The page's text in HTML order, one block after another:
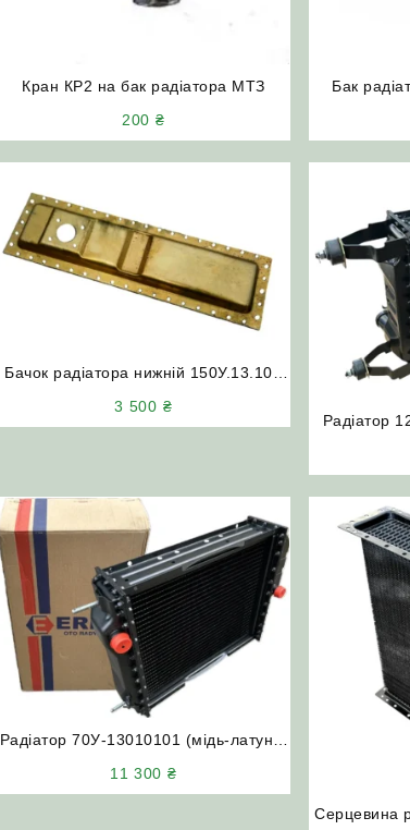
Кран КР2 на бак радіатора МТЗ
200 ₴
Бак
Бачок радіатора нижній 150У.13.102
3 500 ₴
Радіатор
Радіатор 70У-13010101 (мідь-латунь)
11 300 ₴
Серцевина